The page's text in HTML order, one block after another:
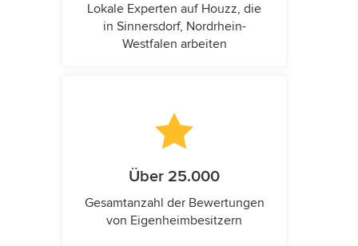
Lokale Experten auf Houzz, die
in Sinnersdorf, Nordrhein-
Westfalen arbeiten
Über 25.000
Gesamtanzahl der Bewertungen
von Eigenheimbesitzern